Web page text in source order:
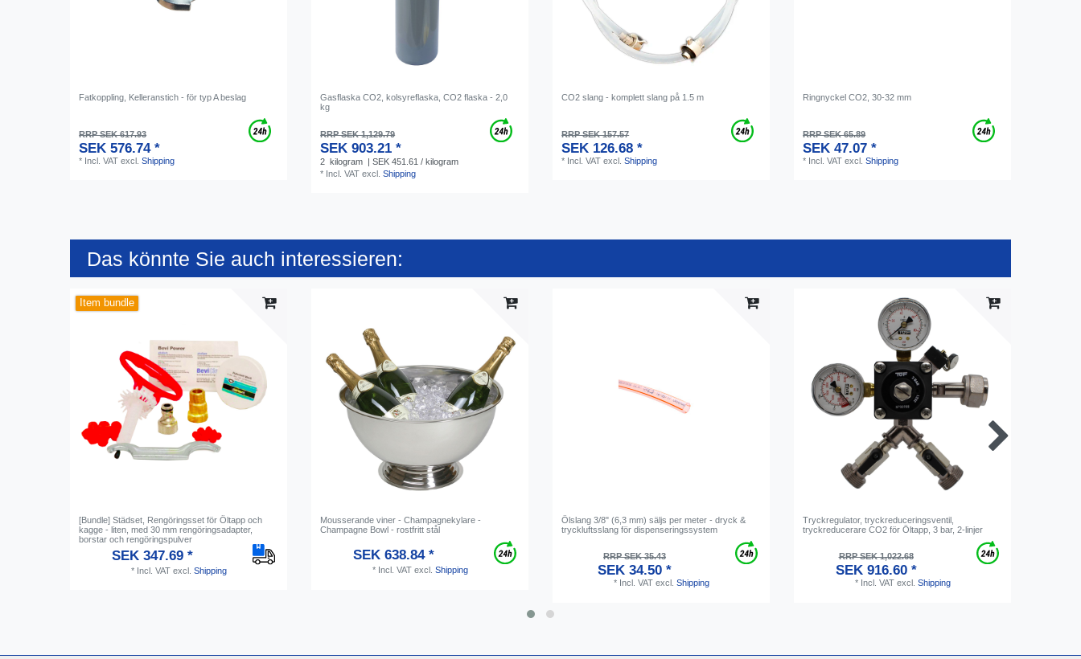
Fatkoppling, Kelleranstich - för typ A beslag
RRP SEK 617.93
SEK 576.74 *
* Incl. VAT excl.Shipping
Gasflaska CO2, kolsyreflaska, CO2 flaska - 2,0
kg
RRP SEK 1,129.79
SEK 903.21 *
2 kilogram | SEK 451.61 / kilogram
* Incl. VAT excl.Shipping
CO2 slang - komplett slang på 1.5 m
RRP SEK 157.57
SEK 126.68 *
* Incl. VAT excl.Shipping
Ringnyckel CO2, 30-32 mm
RRP SEK 65.89
SEK 47.07 *
* Incl. VAT excl.Shipping
Das könnte Sie auch interessieren:
Item bundle
[Bundle] Städset, Rengöringsset för Öltapp och
kagge - liten, med 30 mm rengöringsadapter,
borstar och rengöringspulver
SEK 347.69 *
* Incl. VATexcl. Shipping
Mousserande viner - Champagnekylare -
Champagne Bowl - rostfritt stål
SEK 638.84 *
* Incl. VATexcl. Shipping
Ölslang 3/8" (6,3 mm) säljs per meter - dryck &
tryckluftsslang för dispenseringssystem
RRP SEK 35.43
SEK 34.50 *
* Incl. VATexcl. Shipping
Tryckregulator, tryckreduceringsventil,
tryckreducerare CO2 för Öltapp, 3 bar, 2-linjer
RRP SEK 1,022.68
SEK 916.60 *
* Incl. VATexcl. Shipping